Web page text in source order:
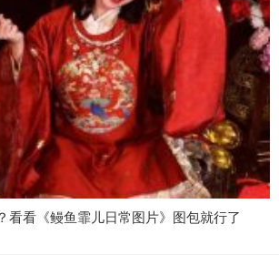
看看《鳗鱼霏儿日常图片》图包就行了